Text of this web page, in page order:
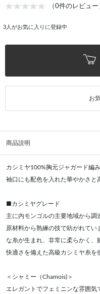
（0件のレビュー
3 人がお気に入りに登録中
お
商品説明
カシミヤ100%胸元ジャガード編
袖口にも配色を入れた華やかさと
■カシミヤグレード
主に内モンゴルの主要地域から
原材料から熟練の技で紡がれて
な糸が生まれ、非常に柔らかく、
快適さを備えた高級カシミヤ糸を
＜シャミー（Chamois)＞
エレガントでフェミニンな雰囲